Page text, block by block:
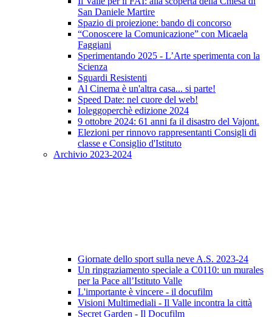
San Daniele Martire
Spazio di proiezione: bando di concorso
“Conoscere la Comunicazione” con Micaela
Faggiani
Sperimentando 2025 - L’Arte sperimenta con la
Scienza
Sguardi Resistenti
Al Cinema è un'altra casa... si parte!
Speed Date: nel cuore del web!
Ioleggoperchè edizione 2024
9 ottobre 2024: 61 anni fa il disastro del Vajont.
Elezioni per rinnovo rappresentanti Consigli di
classe e Consiglio d'Istituto
Archivio 2023-2024
Giornate dello sport sulla neve A.S. 2023-24
Un ringraziamento speciale a C0110: un murales
per la Pace all’Istituto Valle
L'importante è vincere - il docufilm
Visioni Multimediali - Il Valle incontra la città
Secret Garden - Il Docufilm